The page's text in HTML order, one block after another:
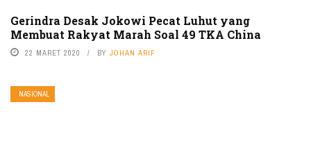
Gerindra Desak Jokowi Pecat Luhut yang
Membuat Rakyat Marah Soal 49 TKA China
22 MARET 2020 BY JOHAN ARIF
NASIONAL